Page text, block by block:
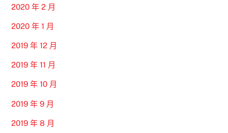
2020 年 2 月
2020 年 1 月
2019 年 12 月
2019 年 11 月
2019 年 10 月
2019 年 9 月
2019 年 8 月